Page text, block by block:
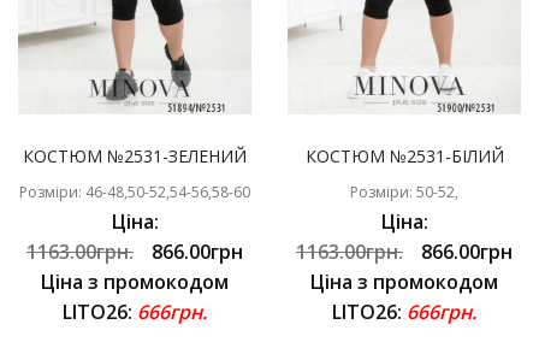
КОСТЮМ №2531-ЗЕЛЕНИЙ
Розміри: 46-48,50-52,54-56,58-60
Ціна:
1163.00грн.
866.00грн
Ціна з промокодом
LITO26: 666грн.
КОСТЮМ №2531-БІЛИЙ
Розміри: 50-52,
Ціна:
1163.00грн.
866.00грн
Ціна з промокодом
LITO26: 666грн.